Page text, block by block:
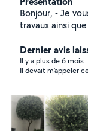
Bonjour, - Je
travaux ainsi
élaguer des
me suis
nids de
Dernier avis
Il y a plus de 6 mois
Il devait m'appeler